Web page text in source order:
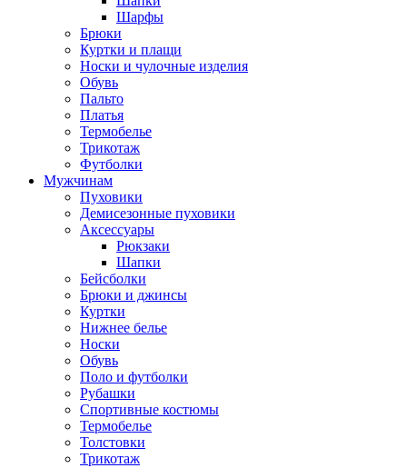
Шарфы
Брюки
Куртки и плащи
Носки и чулочные изделия
Обувь
Пальто
Платья
Термобелье
Трикотаж
Футболки
Мужчинам
Пуховики
Демисезонные пуховики
Аксессуары
Рюкзаки
Шапки
Бейсболки
Брюки и джинсы
Куртки
Нижнее белье
Носки
Обувь
Поло и футболки
Рубашки
Спортивные костюмы
Термобелье
Толстовки
Трикотаж